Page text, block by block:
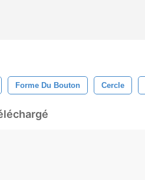
Forme Du Bouton Cercle